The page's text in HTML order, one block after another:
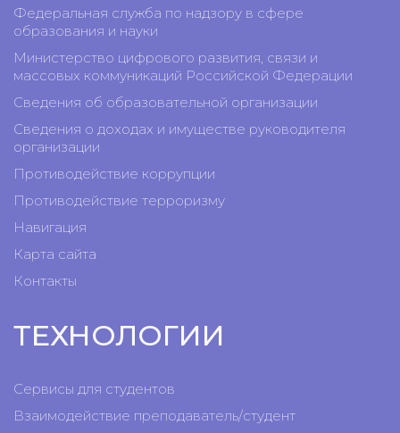
Федеральная служба по надзору в сфере
образования и науки
Министерство цифрового развития, связи и
массовых коммуникаций Российской Федерации
Сведения об образовательной организации
Сведения о доходах и имуществе руководителя
организации
Противодействие коррупции
Противодействие терроризму
Навигация
Карта сайта
Контакты
ТЕХНОЛОГИИ
Сервисы для студентов
Взаимодействие преподаватель/студент